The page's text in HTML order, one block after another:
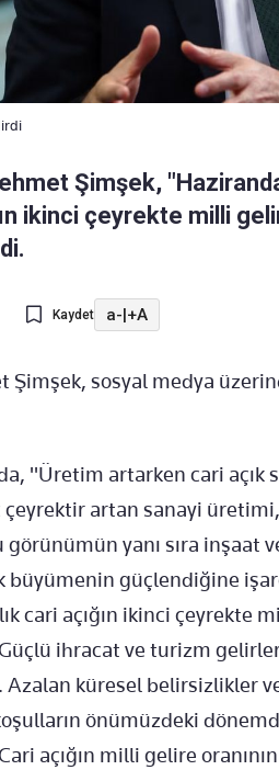
Şimşek,
ikinci çeyrekte milli
Kaydet a-|+A
Şimşek, sosyal medya
"Üretim artarken cari
artan sanayi
yanı sıra inşaat
büyümenin güçlendiğine
cari açığın ikinci çeyrekte
Güçlü ihracat ve turizm
küresel belirsizlikler
önümüzdeki
açığın milli gelire oranının